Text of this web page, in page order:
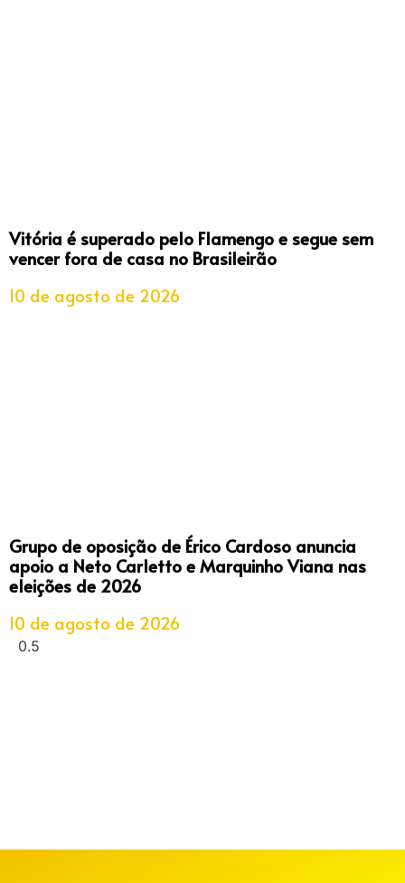
Vitória é superado pelo Flamengo e segue sem
vencer fora de casa no Brasileirão
10 de agosto de 2026
Grupo de oposição de Érico Cardoso anuncia
apoio a Neto Carletto e Marquinho Viana nas
eleições de 2026
10 de agosto de 2026